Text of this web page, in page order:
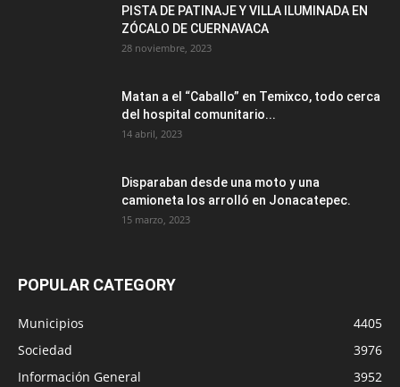
PISTA DE PATINAJE Y VILLA ILUMINADA EN
ZÓCALO DE CUERNAVACA
28 noviembre, 2023
Matan a el “Caballo” en Temixco, todo cerca
del hospital comunitario...
14 abril, 2023
Disparaban desde una moto y una
camioneta los arrolló en Jonacatepec.
15 marzo, 2023
POPULAR CATEGORY
Municipios
4405
Sociedad
3976
Información General
3952